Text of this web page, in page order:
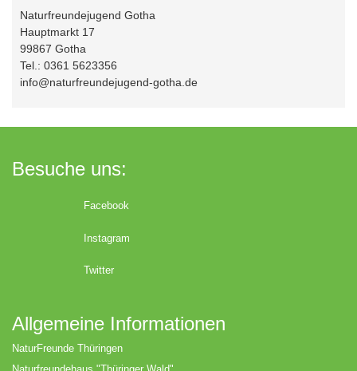
Naturfreundejugend Gotha
Hauptmarkt 17
99867 Gotha
Tel.: 0361 5623356
info@naturfreundejugend-gotha.de
Besuche uns:
Facebook
Instagram
Twitter
Allgemeine Informationen
NaturFreunde Thüringen
Naturfreundehaus "Thüringer Wald"